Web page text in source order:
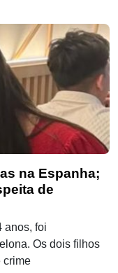
na Espanha;
de
anos, foi
Os dois filhos
crime